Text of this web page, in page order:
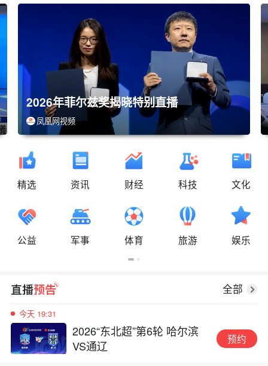
2026年菲尔兹奖揭晓特别直播
凤凰网视频
精选 资讯 财经 科技 文化
公益 军事 体育 旅游 娱乐
全部
今天 19:31
2026“东北超”第6轮 哈尔滨
VS通辽
预约